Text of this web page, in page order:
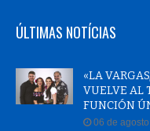
ÚLTIMAS NOTÍCIAS
«LA
VUELVE AL
FUNCIÓN
06 de